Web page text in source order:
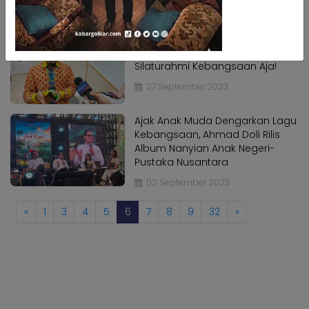
Kabar
Pilkada
Opini
Kabar
Kader
Kabar
Kabar
Kabar
Kabinet
UKM
Kabar
Pilkada
Opini
Kabar
Kader
Kabar
Kabar
Kabar
Kabinet
UKM
18 Oktober 2023
Ahmad Doli Bantah Soal PDIP
Rayu Golkar Lewat Luhut:
Silaturahmi Kebangsaan Aja!
27 September 2023
Ajak Anak Muda Dengarkan Lagu
Kebangsaan, Ahmad Doli Rilis
Album Nanyian Anak Negeri-
Pustaka Nusantara
02 September 2023
« 1 3 4 5 6 7 8 9 32 »